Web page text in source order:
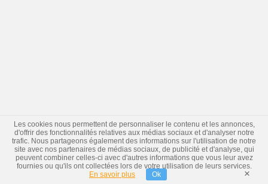
Les cookies nous permettent de personnaliser le contenu et les annonces,
d'offrir des fonctionnalités relatives aux médias sociaux et d'analyser notre
trafic. Nous partageons également des informations sur l'utilisation de notre
site avec nos partenaires de médias sociaux, de publicité et d'analyse, qui
peuvent combiner celles-ci avec d'autres informations que vous leur avez
fournies ou qu'ils ont collectées lors de votre utilisation de leurs services.
En savoir plus
Ok ×